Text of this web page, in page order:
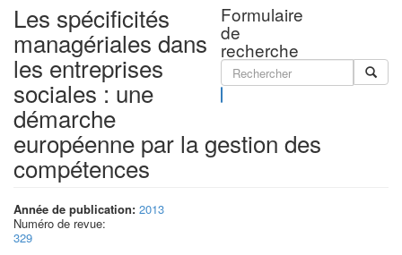
Formulaire
de
recherche
Les spécificités
managériales dans
les entreprises
sociales : une
démarche
européenne par la gestion des
compétences
Année de publication: 2013
Numéro de revue:
329